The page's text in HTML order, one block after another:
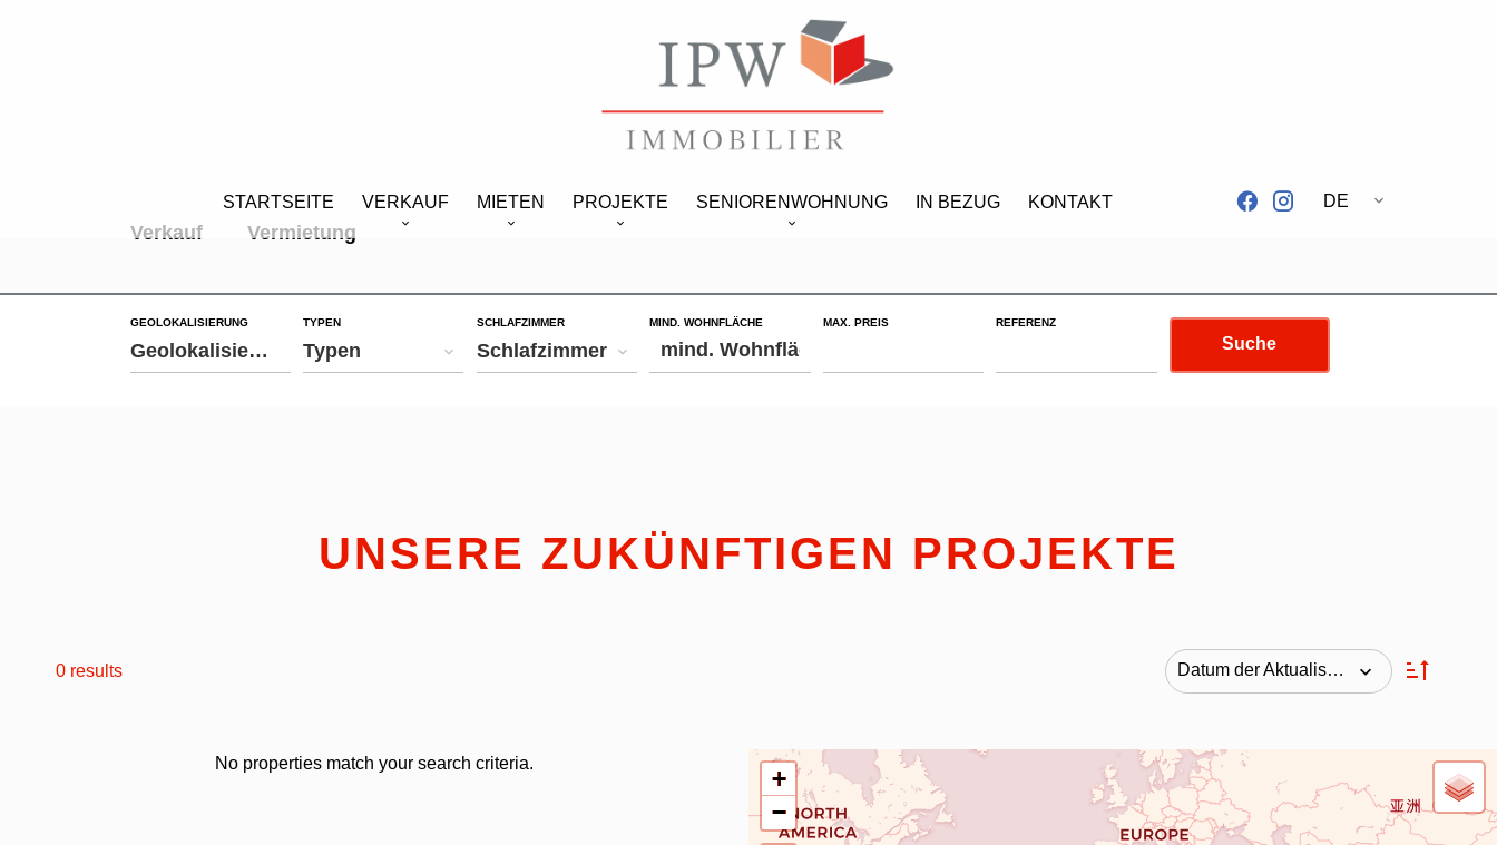
STARTSEITE VERKAUF MIETEN PROJEKTE SENIORENWOHNUNG IN BEZUG KONTAKT DE
Verkauf Vermietung
GEOLOKALISIERUNG
Geolokalisierung
TYPEN
Typen
SCHLAFZIMMER
Schlafzimmer
MIND. WOHNFLÄCHE MAX. PREIS REFERENZ
Suche
UNSERE ZUKÜNFTIGEN PROJEKTE
0 results Datum der Aktualisierung
No properties match your search criteria.
+
−